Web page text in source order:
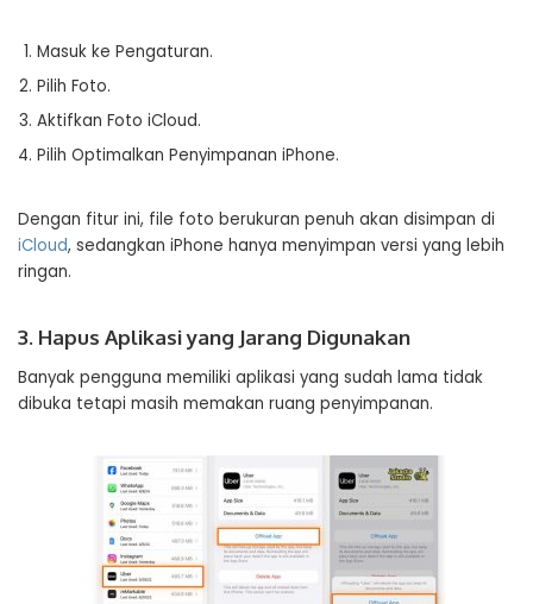
Masuk ke Pengaturan.
Pilih Foto.
Aktifkan Foto iCloud.
Pilih Optimalkan Penyimpanan iPhone.
Dengan fitur ini, file foto berukuran penuh akan disimpan di
iCloud, sedangkan iPhone hanya menyimpan versi yang lebih
ringan.
3. Hapus Aplikasi yang Jarang Digunakan
Banyak pengguna memiliki aplikasi yang sudah lama tidak
dibuka tetapi masih memakan ruang penyimpanan.